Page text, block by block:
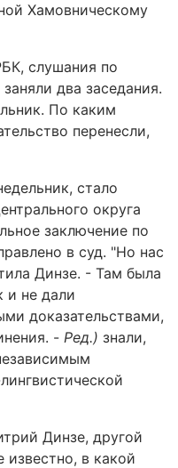
Хамовническому
слушания по
два заседания.
По каким
перенесли,
стало
округа
заключение по
в суд. "Но нас
Динзе. - Там была
и не дали
доказательствами,
- Ред.) знали,
Динзе, другой
известно, в какой